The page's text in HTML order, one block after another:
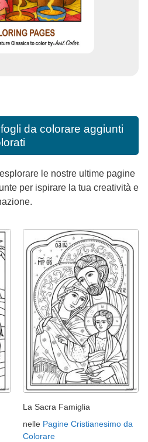
da colorare aggiunti
le nostre ultime pagine
per ispirare la tua creatività e
La Sacra Famiglia
nelle Pagine Cristianesimo da
Colorare